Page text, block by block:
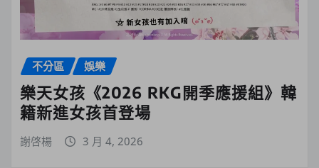
不分區 娛樂
樂天女孩《2026 RKG開季應援組》韓
籍新進女孩首登場
謝啓楊 3 月 4, 2026